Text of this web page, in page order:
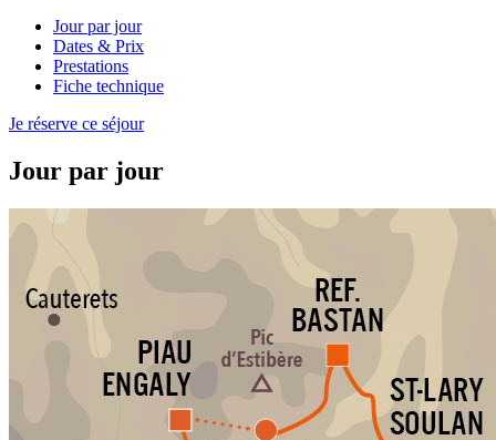
Jour par jour
Dates & Prix
Prestations
Fiche technique
Je réserve ce séjour
Jour par jour